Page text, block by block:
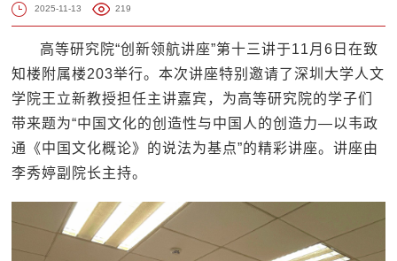
2025-11-13 219
高等研究院“创新领航讲座”第十三讲于11月6日在致
知楼附属楼203举行。本次讲座特别邀请了深圳大学人文
学院王立新教授担任主讲嘉宾，为高等研究院的学子们
带来题为“中国文化的创造性与中国人的创造力—以韦政
通《中国文化概论》的说法为基点”的精彩讲座。讲座由
李秀婷副院长主持。